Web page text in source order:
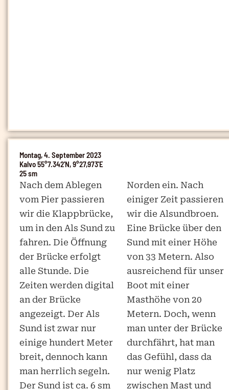
Montag, 4. September 2023
Kalvo 55°7.342'N, 9°27,973'E
25 sm
Nach dem Ablegen
vom Pier passieren
wir die Klappbrücke,
um in den Als Sund zu
fahren. Die Öffnung
der Brücke erfolgt
alle Stunde. Die
Zeiten werden digital
an der Brücke
angezeigt. Der Als
Sund ist zwar nur
einige hundert Meter
breit, dennoch kann
man herrlich segeln.
Der Sund ist ca. 6 sm
Norden ein. Nach
einiger Zeit passieren
wir die Alsundbroen.
Eine Brücke über den
Sund mit einer Höhe
von 33 Metern. Also
ausreichend für unser
Boot mit einer
Masthöhe von 20
Metern. Doch, wenn
man unter der Brücke
durchfährt, hat man
das Gefühl, dass da
nur wenig Platz
zwischen Mast und